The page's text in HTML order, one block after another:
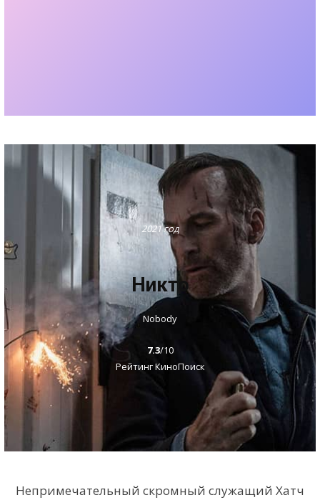
2021 год
Никто
Nobody
7.3/10
Рейтинг КиноПоиск
Непримечательный скромный служащий Хатч